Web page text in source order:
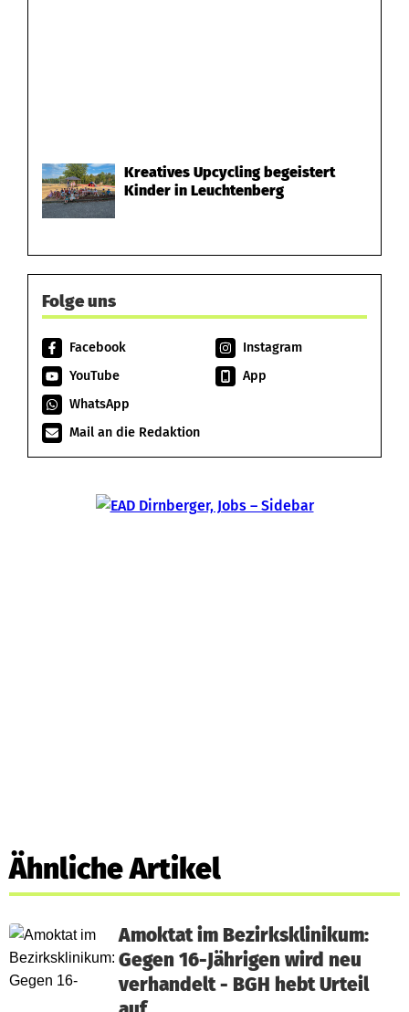
Kreatives Upcycling begeistert
Kinder in Leuchtenberg
Folge uns
Facebook
Instagram
YouTube
App
WhatsApp
Mail an die Redaktion
Ähnliche Artikel
Amoktat im Bezirksklinikum:
Gegen 16-Jährigen wird neu
verhandelt - BGH hebt Urteil